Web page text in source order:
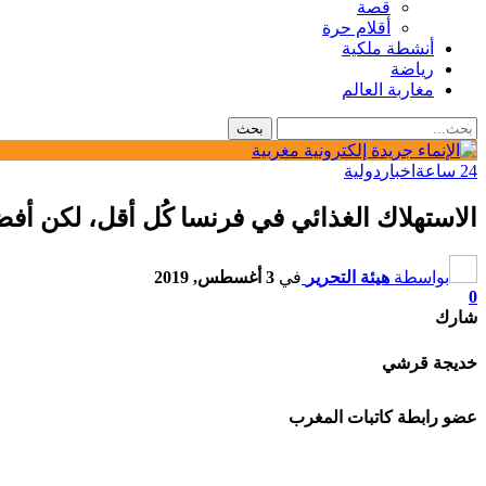
قصة
أقلام حرة
أنشطة ملكية
رياضة
مغاربة العالم
24 ساعة اخبار دولية
الاستهلاك الغذائي في فرنسا كُل أقل، لكن
بواسطة هيئة التحرير في 3 أغسطس, 2019
0
شارك
خديجة قرشي
عضو رابطة كاتبات المغرب